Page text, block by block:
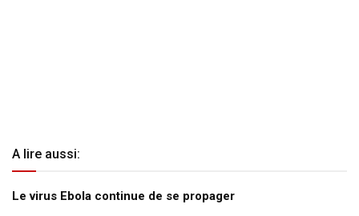
A lire aussi:
Le virus Ebola continue de se propager